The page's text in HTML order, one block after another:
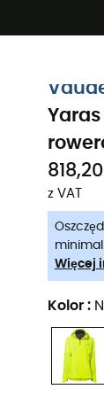
kod Summer5
818,20
z VAT
Więcej
Kolor :